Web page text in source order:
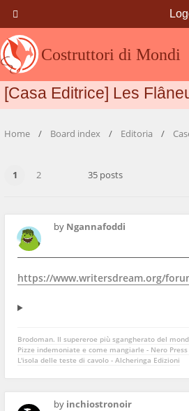
Costruttori di Mondi
[Casa Editrice] Les
Home Board index Editoria
1 2 35 posts
by Ngannafoddi
https://www.writersdream.org/
Brodoman. Il supereroe più sgangherato del
Pizze indemoniate e come mangiarle - Nero Press
L'isola delle teste di cavolo - Alcheringa Edizioni
by inchiostronoir